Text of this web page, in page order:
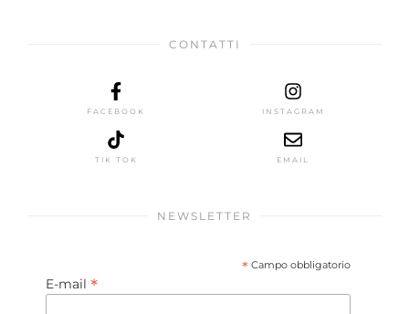
CONTATTI
FACEBOOK INSTAGRAM
TIK TOK EMAIL
NEWSLETTER
* Campo obbligatorio
E-mail *